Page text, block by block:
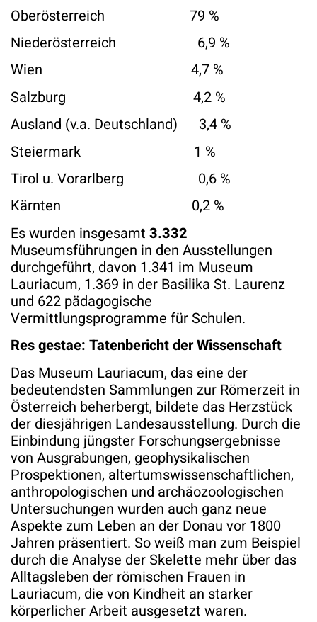
Oberösterreich 79 %
Niederösterreich 6,9 %
Wien 4,7 %
Salzburg 4,2 %
Ausland (v.a. Deutschland) 3,4 %
Steiermark 1 %
Tirol u. Vorarlberg 0,6 %
Kärnten 0,2 %
Es wurden insgesamt 3.332
Museumsführungen in den Ausstellungen
durchgeführt, davon 1.341 im Museum
Lauriacum, 1.369 in der Basilika St. Laurenz
und 622 pädagogische
Vermittlungsprogramme für Schulen.
Res gestae: Tatenbericht der Wissenschaft
Das Museum Lauriacum, das eine der
bedeutendsten Sammlungen zur Römerzeit in
Österreich beherbergt, bildete das Herzstück
der diesjährigen Landesausstellung. Durch die
Einbindung jüngster Forschungsergebnisse
von Ausgrabungen, geophysikalischen
Prospektionen, altertumswissenschaftlichen,
anthropologischen und archäozoologischen
Untersuchungen wurden auch ganz neue
Aspekte zum Leben an der Donau vor 1800
Jahren präsentiert. So weiß man zum Beispiel
durch die Analyse der Skelette mehr über das
Alltagsleben der römischen Frauen in
Lauriacum, die von Kindheit an starker
körperlicher Arbeit ausgesetzt waren.